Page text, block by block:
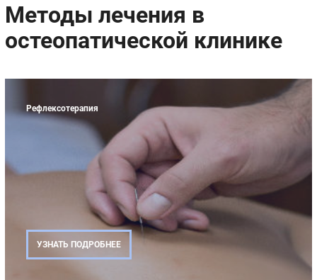
Методы лечения в
остеопатической клинике
Рефлексотерапия
УЗНАТЬ ПОДРОБНЕЕ